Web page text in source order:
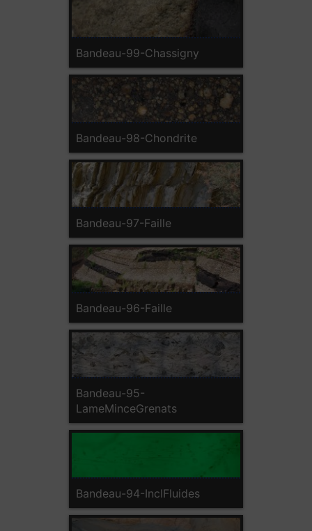
Bandeau-99-Chassigny
Bandeau-98-Chondrite
Bandeau-97-Faille
Bandeau-96-Faille
Bandeau-95-
LameMinceGrenats
Bandeau-94-InclFluides